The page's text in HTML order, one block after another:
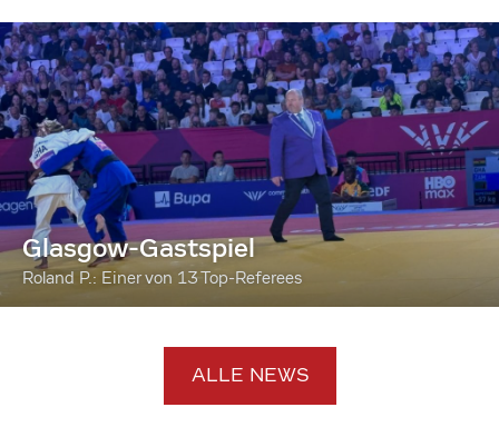
Glasgow-Gastspiel
Roland P.: Einer von 13 Top-Referees
ALLE NEWS